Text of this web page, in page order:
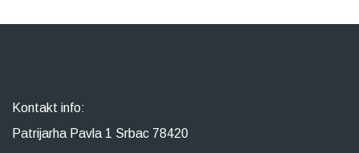
Kontakt info:
Patrijarha Pavla 1 Srbac 78420